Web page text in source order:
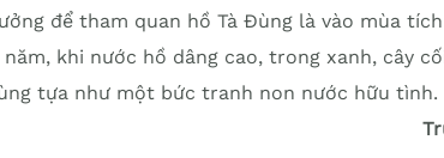
để tham quan hồ Tà Đùng là vào mùa
năm, khi nước hồ dâng cao, trong xanh, cây
tựa như một bức tranh non nước hữu tình.